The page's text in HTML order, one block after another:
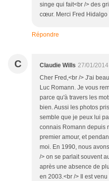
singe qui fait<br /> des
cœur. Merci Fred Hidalgo
Répondre
C Claudie Wills 27/01/
Cher Fred,<br /> J'ai
Luc Romann. Je vous
parce qu'à travers les
bien. Aussi les photos
semble que je peux lui
connais Romann depuis
premier amour, et
moi. En 1990, nous
/> on se parlait souvent
après une absence de
en 2003.<br /> Il est